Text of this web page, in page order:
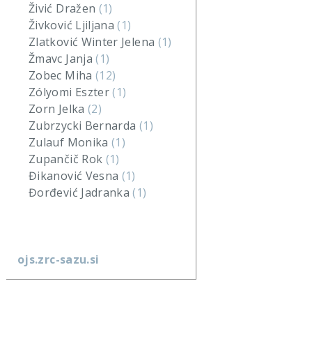
Živić Dražen (1)
Živković Ljiljana(1)
Zlatković Winter Jelena (1)
Žmavc Janja(1)
Zobec Miha (12)
Zólyomi Eszter(1)
Zorn Jelka (2)
Zubrzycki Bernarda (1)
Zulauf Monika(1)
Zupančič Rok (1)
Đikanović Vesna (1)
Đorđević Jadranka(1)
ojs.zrc-sazu.si